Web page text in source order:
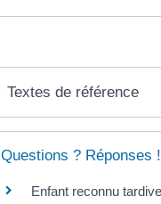
Textes de référence
Questions ? Réponses !
Enfant reconnu